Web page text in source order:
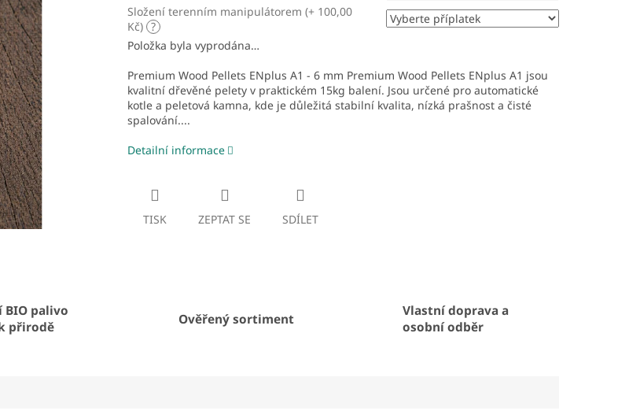
Složení terenním manipulátorem (+ 100,00
Kč) ?
Položka byla vyprodána…
Premium Wood Pellets ENplus A1 - 6 mm Premium Wood Pellets ENplus A1 jsou
kvalitní dřevěné pelety v praktickém 15kg balení. Jsou určené pro automatické
kotle a peletová kamna, kde je důležitá stabilní kvalita, nízká prašnost a čisté
spalování....
Detailní informace
TISK ZEPTAT SE SDÍLET
BIO palivo
přirodě
Ověřený sortiment
Vlastní doprava a
osobní odběr